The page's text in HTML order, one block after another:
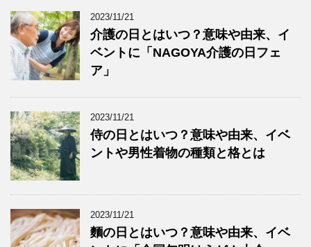
2023/11/21
介護の日とはいつ？意味や由来、イ
ベントに「NAGOYA介護の日フェ
ア」
2023/11/21
侍の日とはいつ？意味や由来、イベ
ントや男性着物の種類と格とは
2023/11/21
麵の日とはいつ？意味や由来、イベ